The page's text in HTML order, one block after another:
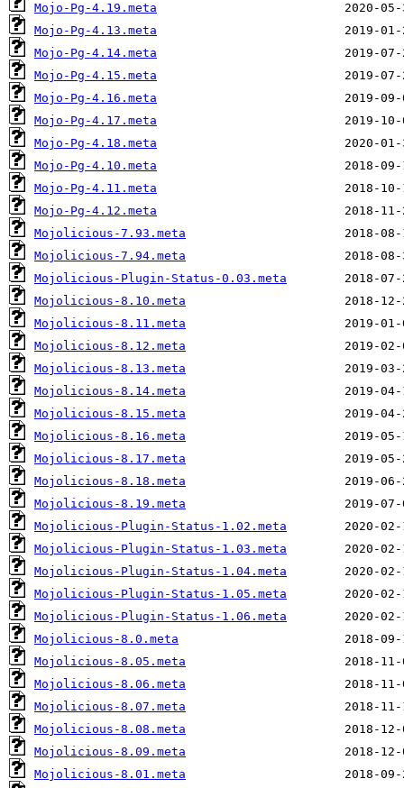
Mojo-Pg-4.19.meta
Mojo-Pg-4.13.meta
Mojo-Pg-4.14.meta
Mojo-Pg-4.15.meta
Mojo-Pg-4.16.meta
Mojo-Pg-4.17.meta
Mojo-Pg-4.18.meta
Mojo-Pg-4.10.meta
Mojo-Pg-4.11.meta
Mojo-Pg-4.12.meta
Mojolicious-7.93.meta
Mojolicious-7.94.meta
Mojolicious-Plugin-Status-0.03.meta
Mojolicious-8.10.meta
Mojolicious-8.11.meta
Mojolicious-8.12.meta
Mojolicious-8.13.meta
Mojolicious-8.14.meta
Mojolicious-8.15.meta
Mojolicious-8.16.meta
Mojolicious-8.17.meta
Mojolicious-8.18.meta
Mojolicious-8.19.meta
Mojolicious-Plugin-Status-1.02.meta
Mojolicious-Plugin-Status-1.03.meta
Mojolicious-Plugin-Status-1.04.meta
Mojolicious-Plugin-Status-1.05.meta
Mojolicious-Plugin-Status-1.06.meta
Mojolicious-8.0.meta
Mojolicious-8.05.meta
Mojolicious-8.06.meta
Mojolicious-8.07.meta
Mojolicious-8.08.meta
Mojolicious-8.09.meta
Mojolicious-8.01.meta